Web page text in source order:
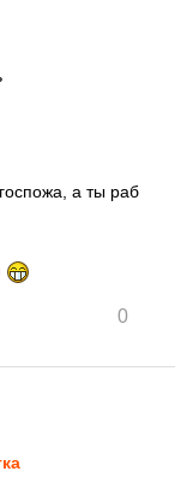
а ты раб
0